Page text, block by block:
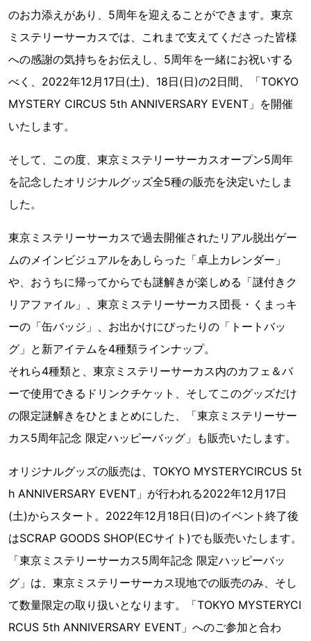
のお力添えがあり、5周年を迎えることができます。東京
ミステリーサーカスでは、これまで支えてくださった皆様
への感謝の気持ちをお伝えし、5周年を一緒にお祝いする
べく、2022年12月17日(土)、18日(日)の2日間、「TOKYO
MYSTERY CIRCUS 5th ANNIVERSARY EVENT」を開催
いたします。
そして、この度、東京ミステリーサーカスオープン5周年
を記念したオリジナルグッズ全5種の販売を決定いたしま
した。
東京ミステリーサーカスで過去開催されたリアル脱出ゲー
ムのメインビジュアルをあしらった「卓上カレンダー」
や、おうちに帰ってからでも謎解きが楽しめる「謎付きク
リアファイル」、東京ミステリーサーカス団長・くまっキ
ーの「缶バッジ」、お出かけにぴったりの「トートバッ
グ」と新アイテムを4種類ラインナップ。
それら4種類と、東京ミステリーサーカス内のカフェ＆バ
ーで使用できるドリンクチケット、そしてこのグッズだけ
の限定謎解きをひとまとめにした、「東京ミステリーサー
カス5周年記念 限定ハッピーバッグ」も販売いたします。
オリジナルグッズの販売は、TOKYO MYSTERYCIRCUS 5t
h ANNIVERSARY EVENT」が行われる2022年12月17日
(土)からスタート。2022年12月18日(日)のイベント終了後
はSCRAP GOODS SHOP(ECサイト)でも販売いたします。
「東京ミステリーサーカス5周年記念 限定ハッピーバッ
グ」は、東京ミステリーサーカス現地での販売のみ、そし
て数量限定の取り扱いとなります。「TOKYO MYSTERYCI
RCUS 5th ANNIVERSARY EVENT」へのご参加と合わ